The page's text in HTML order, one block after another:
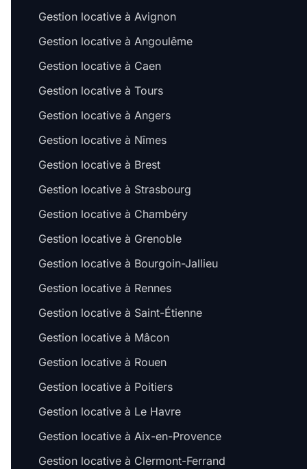
Gestion locative à Avignon
Gestion locative à Angoulême
Gestion locative à Caen
Gestion locative à Tours
Gestion locative à Angers
Gestion locative à Nîmes
Gestion locative à Brest
Gestion locative à Strasbourg
Gestion locative à Chambéry
Gestion locative à Grenoble
Gestion locative à Bourgoin-Jallieu
Gestion locative à Rennes
Gestion locative à Saint-Étienne
Gestion locative à Mâcon
Gestion locative à Rouen
Gestion locative à Poitiers
Gestion locative à Le Havre
Gestion locative à Aix-en-Provence
Gestion locative à Clermont-Ferrand